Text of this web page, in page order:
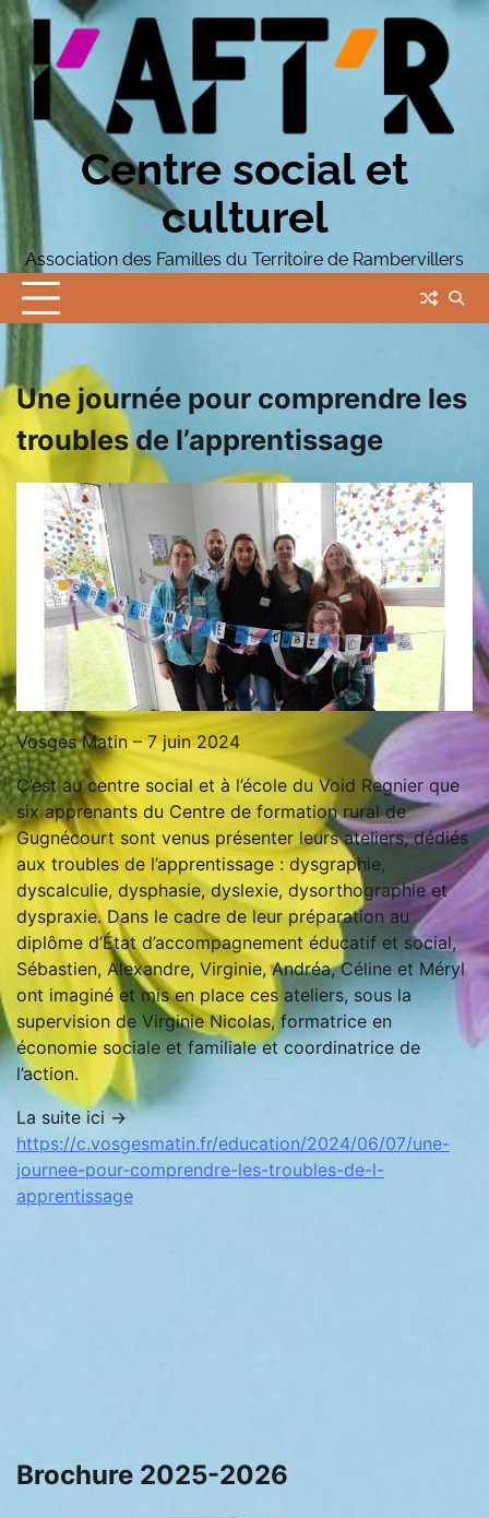
Skip
to
content
Centre social et
culturel
Association des Familles du Territoire de Rambervillers
Une journée pour comprendre les
troubles de l’apprentissage
Vosges Matin – 7 juin 2024
C’est au centre social et à l’école du Void Regnier que
six apprenants du Centre de formation rural de
Gugnécourt sont venus présenter leurs ateliers, dédiés
aux troubles de l’apprentissage : dysgraphie,
dyscalculie, dysphasie, dyslexie, dysorthographie et
dyspraxie. Dans le cadre de leur préparation au
diplôme d’État d’accompagnement éducatif et social,
Sébastien, Alexandre, Virginie, Andréa, Céline et Méryl
ont imaginé et mis en place ces ateliers, sous la
supervision de Virginie Nicolas, formatrice en
économie sociale et familiale et coordinatrice de
l’action.
La suite ici ->
https://c.vosgesmatin.fr/education/2024/06/07/une-
journee-pour-comprendre-les-troubles-de-l-
apprentissage
Brochure 2025-2026